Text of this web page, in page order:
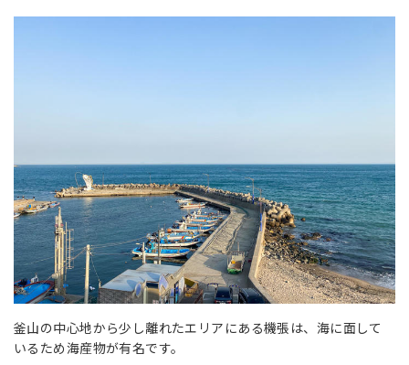
釜山の中心地から少し離れたエリアにある機張は、海に面して
いるため海産物が有名です。